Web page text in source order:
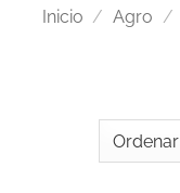
Inicio / Agro /